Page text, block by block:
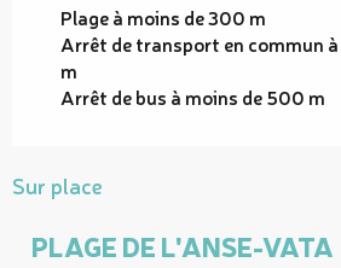
Plage à moins de 300 m
Arrêt de transport en commun
m
Arrêt de bus à moins de 500 m
Sur place
PLAGE DE L'ANSE-VATA